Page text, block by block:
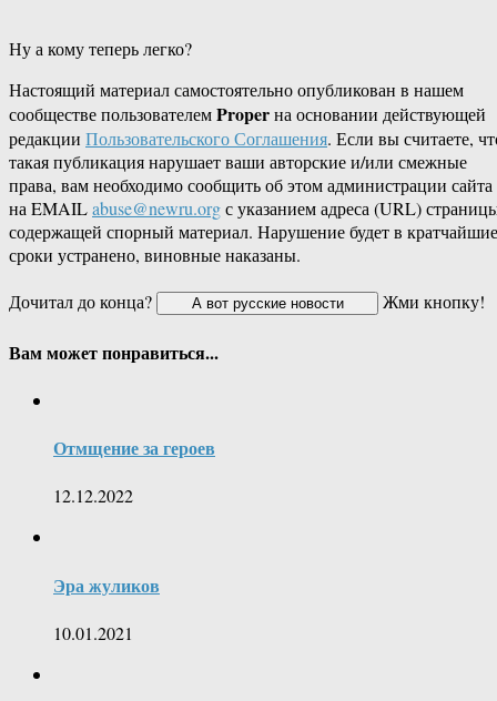
Ну а кому теперь легко?
Настоящий материал самостоятельно опубликован в нашем
сообществе пользователемProperна основании действующей
редакции Пользовательского Соглашения. Если вы считаете,
такая публикация нарушает ваши авторские и/или смежные
права, вам необходимо сообщить об этом администрации сайта
на EMAILabuse@newru.orgс указанием адреса (URL)
содержащей спорный материал. Нарушение будет в кратчайшие
сроки устранено, виновные наказаны.
Дочитал до конца?
Жми кнопку!
Вам может понравиться...
Отмщение за героев
12.12.2022
Эра жуликов
10.01.2021